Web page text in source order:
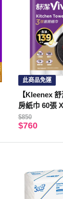
此商品免運
【Kleenex
房紙巾 60張
$850
$760